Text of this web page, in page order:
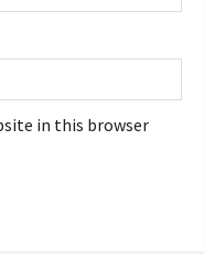
in this browser